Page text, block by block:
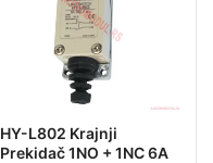
HY-L802 Krajnji
Prekidač 1NO + 1NC 6A